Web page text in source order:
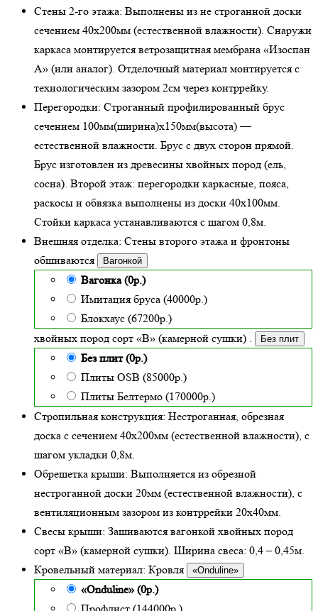
Стены 2-го этажа: Выполнены из не строганной доски
сечением 40х200мм (естественной влажности). Снаружи
каркаса монтируется ветрозащитная мембрана «Изоспан
А» (или аналог). Отделочный материал монтируется с
технологическим зазором 2см через контррейку.
Перегородки: Строганный профилированный брус
сечением 100мм(ширина)x150мм(высота) —
естественной влажности. Брус с двух сторон прямой.
Брус изготовлен из древесины хвойных пород (ель,
сосна). Второй этаж: перегородки каркасные, пояса,
раскосы и обвязка выполнены из доски 40х100мм.
Стойки каркаса устанавливаются с шагом 0,8м.
Внешняя отделка: Стены второго этажа и фронтоны
обшиваются
Вагонкой
Вагонка (0р.)
Имитация бруса (40000р.)
Блокхаус (67200р.)
хвойных пород сорт «В» (камерной сушки) . Без плит
Без плит (0р.)
Плиты OSB (85000р.)
Плиты Белтермо (170000р.)
Стропильная конструкция: Нестроганная, обрезная
доска с сечением 40х200мм (естественной влажности), с
шагом укладки 0,8м.
Обрешетка крыши: Выполняется из обрезной
нестроганной доски 20мм (естественной влажности), с
вентиляционным зазором из контррейки 20х40мм.
Свесы крыши: Зашиваются вагонкой хвойных пород
сорт «В» (камерной сушки). Ширина свеса: 0,4 – 0,45м.
Кровельный материал: Кровля «Onduline»
«Onduline» (0р.)